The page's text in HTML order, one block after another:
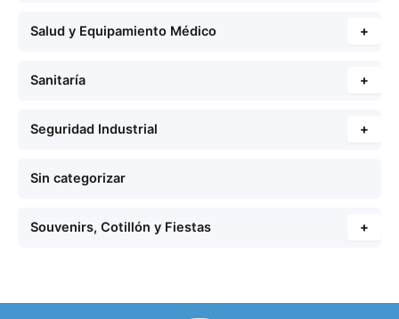
Salud y Equipamiento Médico +
Sanitaría +
Seguridad Industrial +
Sin categorizar
Souvenirs, Cotillón y Fiestas +